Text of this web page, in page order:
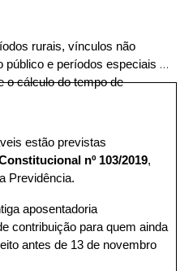
rurais, vínculos não
público e períodos especiais
o cálculo do tempo de
estão previstas
nº 103/2019,
Previdência.
aposentadoria
contribuição para quem ainda
antes de 13 de novembro